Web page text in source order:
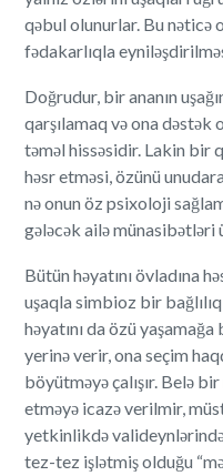
qəbul olunurlar. Bu nəticə
fədakarlıqla
Doğrudur, bir ananın
qarşılamaq və ona
təməl hissəsidir. Lakin bir
həsr etməsi, özünü
nə onun öz psixoloji
gələcək ailə münasibətləri
Bütün həyatını övladına
uşaqla simbioz bir
həyatını da özü
yerinə verir, ona seçim
böyütməyə çalışır. Belə
etməyə icazə verilmir,
yetkinlikdə
tez-tez işlətmiş olduğu